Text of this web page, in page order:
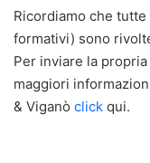
Ricordiamo che
formativi) sono
Per inviare la
maggiori
& Viganò click qui.